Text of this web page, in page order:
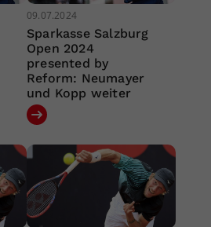
09.07.2024
Sparkasse Salzburg
Open 2024
presented by
Reform: Neumayer
und Kopp weiter